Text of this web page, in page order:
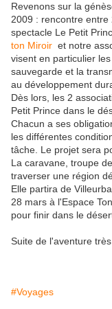
Revenons sur la
2009 : rencontre
spectacle Le Petit
ton Miroir et notre
visent en particulier
sauvegarde et la
au développement
Dès lors, les 2
Petit Prince dans le
Chacun a ses
les différentes
tâche. Le projet sera
La caravane, troupe
traverser une région
Elle partira de
28 mars à l'Espace
pour finir dans le
Suite de l'aventure
#Voyages